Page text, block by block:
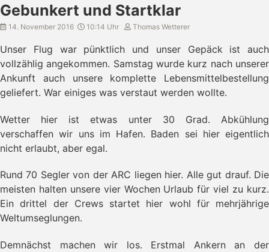
- Abflug
- Lisabon
Gebunkert und Startklar
- Santo Antao
- Die ersten 24h
- Vierter Tag auf See
- Actionreicher Sonntag
- Kein Wind
- Bergfest
- Erster ARC Segler
- Land in Sicht
- Barbados
- Inselrundfahrt
- Canouan
Gebunkert und Startklar
14. November 2016 10:14 Uhr Thomas Wetterer
Unser Flug war pünktlich und unser Gepäck ist auch
vollzählig angekommen. Samstag wurde kurz nach unserer
Ankunft auch unsere komplette Lebensmittelbestellung
geliefert. War einiges was verstaut werden wollte.
Wetter hier ist etwas unter 30 Grad. Abkühlung
verschaffen wir uns im Hafen. Baden sei hier eigentlich
nicht erlaubt, aber egal.
Rund 70 Segler von der ARC liegen hier. Alle gut drauf. Die
meisten halten unsere vier Wochen Urlaub für viel zu kurz.
Ein drittel der Crews startet hier wohl für mehrjährige
Weltumseglungen.
Demnächst machen wir los. Erstmal Ankern an der